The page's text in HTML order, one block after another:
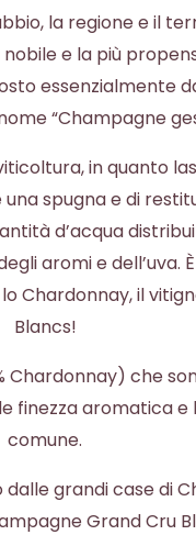
la regione e il
e la più
essenzialmente
“Champagne
in quanto
spugna e di
d’acqua
aromi e dell’uva.
Chardonnay, il
Blancs!
Chardonnay) che
finezza aromatica
comune.
grandi case di
Grand Cru